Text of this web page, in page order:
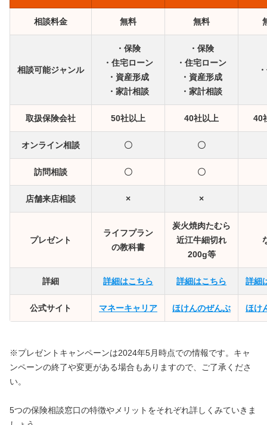
相談料金 無料 無料
相談可能ジャンル
・保険
・住宅ローン
・資産形成
・家計相談
・保険
・住宅ローン
・資産形成
・家計相談
取扱保険会社 50社以上 40社以上 40
オンライン相談 〇 〇
訪問相談 〇 〇
店舗来店相談 × ×
プレゼント
ライフプラン
の教科書
炭火焼肉たむら
近江牛細切れ
200g等
詳細 詳細はこちら 詳細はこちら 詳細
公式サイト マネーキャリア ほけんのぜんぶ ほけ
※プレゼントキャンペーンは2024年5月時点での情報です。キャ
ンペーンの終了や変更がある場合もありますので、ご了承くださ
い。
5つの保険相談窓口の特徴やメリットをそれぞれ詳しくみていきま